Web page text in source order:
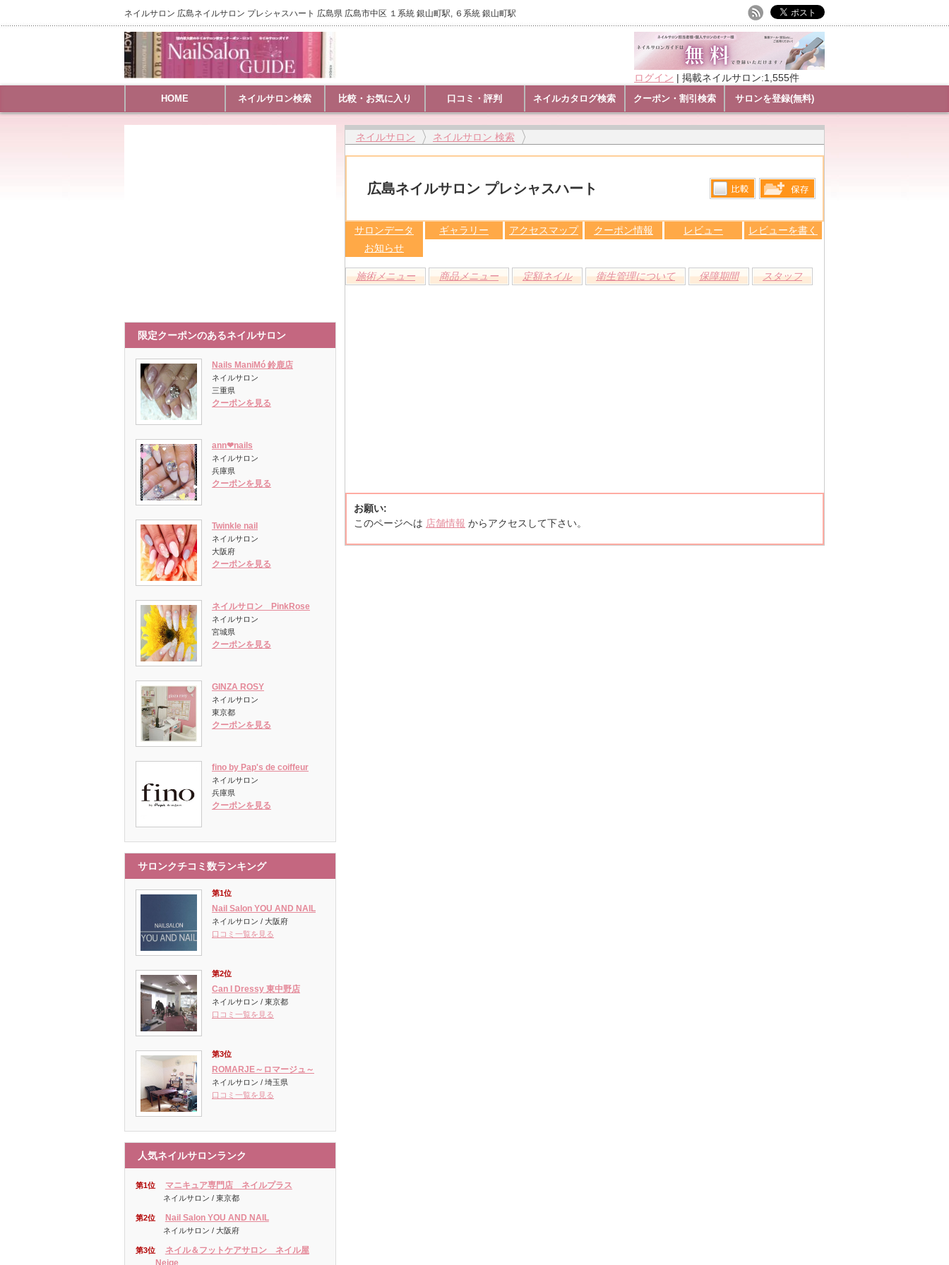
ネイルサロン 広島ネイルサロン プレシャスハート 広島県 広島市中区 １系統 銀山町駅, ６系統 銀山町駅
HOME ネイルサロン検索 比較・お気に入り 口コミ・評判 ネイルカタログ検索 クーポン・割引検索 サロンを登録(無料)
ログイン | 掲載ネイルサロン:1,555件
ネイルサロン ネイルサロン 検索
広島ネイルサロン プレシャスハート
る
トへ登録
サロンデータ ギャラリー アクセスマップ クーポン情報 レビュー
レビューを書く
お知らせ
施術メニュー 商品メニュー 定額ネイル 衛生管理について 保障期間 スタッフ
お願い:
このページヘは 店舗情報 からアクセスして下さい。
限定クーポンのあるネイルサロン
Nails ManiMó 鈴鹿店
ネイルサロン
三重県
クーポンを見る
ann❤︎nails
ネイルサロン
兵庫県
クーポンを見る
Twinkle nail
ネイルサロン
大阪府
クーポンを見る
ネイルサロン PinkRose
ネイルサロン
宮城県
クーポンを見る
GINZA ROSY
ネイルサロン
東京都
クーポンを見る
fino by Pap's de coiffeur
ネイルサロン
兵庫県
クーポンを見る
サロンクチコミ数ランキング
第1位
Nail Salon YOU AND NAIL
ネイルサロン / 大阪府
口コミ一覧を見る
第2位
Can I Dressy 東中野店
ネイルサロン / 東京都
口コミ一覧を見る
第3位
ROMARJE～ロマージュ～
ネイルサロン / 埼玉県
口コミ一覧を見る
人気ネイルサロンランク
第1位 マニキュア専門店 ネイルプラス
ネイルサロン / 東京都
第2位 Nail Salon YOU AND NAIL
ネイルサロン / 大阪府
第3位
ネイル＆フットケアサロン ネイル屋
Neige